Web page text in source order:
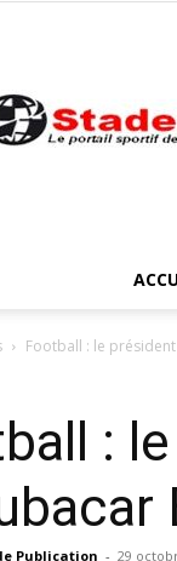
Football : le
:
Publication - 29